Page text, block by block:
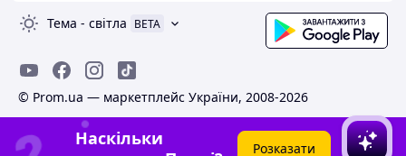
Тема - світла BETA
© Prom.ua — маркетплейс України, 2008-2026
Наскільки
Розказати